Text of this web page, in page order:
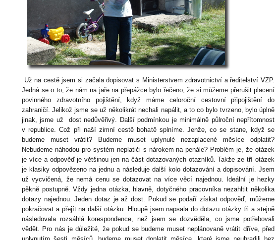
Už na cestě jsem si začala dopisovat s Ministerstvem zdravotnictví a ředitelství VZP.
Jedná se o to, že nám na jaře na přepážce bylo řečeno, že si můžeme přerušit placení
povinného zdravotního pojištění, když máme celoroční cestovní připojištění do
zahraničí. Jelikož jsme se už několikrát nechali napálit, a to co bylo tvrzeno, bylo úplně
jinak, jsme už dost nedůvěřivý. Další podmínkou je minimálně půlroční nepřítomnost
v republice. Což při naší zimní cestě bohatě splníme. Jenže, co se stane, když se
budeme muset vrátit? Budeme muset uplynulé nezaplacené měsíce odplatit?
Nebudeme náhodou pro systém neplatiči s nárokem na penále? Problém je, že otázek
je více a odpověď je většinou jen na část dotazovaných otazníků. Takže ze tří otázek
je klasiky odpovězeno na jednu a následuje další kolo dotazování a dopisování. Jsem
už vycvičená, že nemá cenu se dotazovat na více věcí najednou. Ideální je hezky
pěkně postupně. Vždy jedna otázka, hlavně, dotyčného pracovníka nezahltit několika
dotazy najednou. Jeden dotaz je až dost. Pokud se podaří získat odpověď, můžeme
pokračovat a přejít na další otázku. Hloupě jsem napsala do dotazu otázky tři a stejně
následovala rozsáhlá korespondence, než jsem se dozvěděla, co jsme potřebovali
vědět. Pro nás je důležité, že pokud se budeme muset neplánovaně vrátit dříve, před